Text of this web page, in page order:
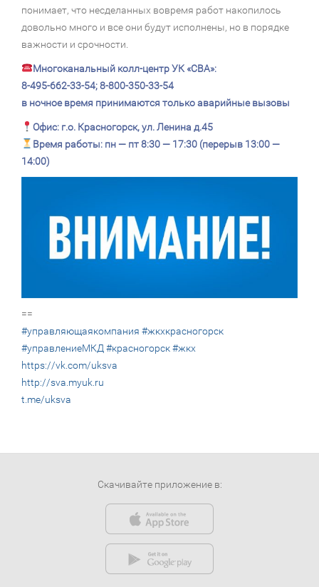
понимает, что несделанных вовремя работ накопилось
довольно много и все они будут исполнены, но в порядке
важности и срочности.
Многоканальный колл-центр УК «СВА»:
8-495-662-33-54; 8-800-350-33-54
в ночное время принимаются только аварийные вызовы
Офис: г.о. Красногорск, ул. Ленина д.45
Время работы: пн — пт 8:30 — 17:30 (перерыв 13:00 —
14:00)
==
#управляющаякомпания #жкхкрасногорск
#управлениеМКД #красногорск#жкх
https://vk.com/uksva
http://sva.myuk.ru
t.me/uksva
Скачивайте приложение в: